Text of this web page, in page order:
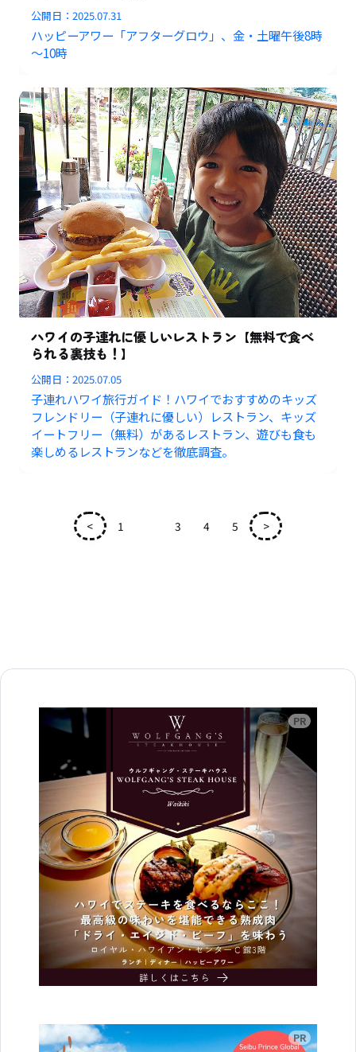
公開日：2025.07.31
ハッピーアワー「アフターグロウ」、金・土曜午後8時
～10時
ハワイの子連れに優しいレストラン【無料で食べ
られる裏技も！】
公開日：2025.07.05
子連れハワイ旅行ガイド！ハワイでおすすめのキッズ
フレンドリー（子連れに優しい）レストラン、キッズ
イートフリー（無料）があるレストラン、遊びも食も
楽しめるレストランなどを徹底調査。
< 1 3 4 5 >
広告
広告